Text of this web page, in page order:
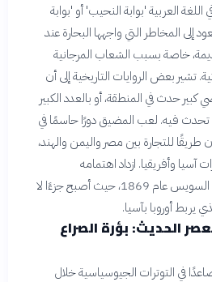
العربية 'بوابة النحيب' أو 'بوابة
إلى المخاطر التي واجهها البحارة عند
خاصة بسبب الشعاب المرجانية
تشير بعض الروايات التاريخية إلى أن
كبير حدث في المنطقة، أو بالعدد الكبير
تحدث فيه. لعب المضيق دورًا حاسمًا في
طريقًا للتجارة بين مصر واليمن والهند،
وأفريقيا. ازداد اهتمامه
الاستراتيجي مع افتتاح قناة السويس عام 1869، حيث أصبح جزءًا لا
يربط أوروبا بآسيا.
الحديث: بؤرة الصراع
في التوترات الجيوسياسية خلال